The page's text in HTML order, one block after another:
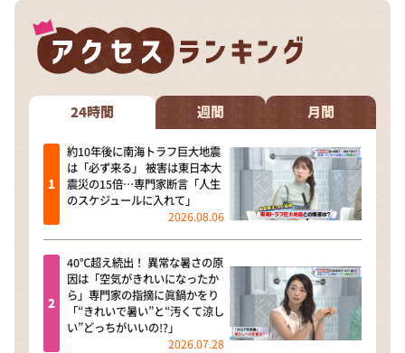
24時間 週間 月間
約10年後に南海トラフ巨大地震
は「必ず来る」 被害は東日本大
震災の15倍…専門家断言「人生
のスケジュールに入れて」
2026.08.06
40℃超え続出！ 異常な暑さの原
因は「空気がきれいになったか
ら」専門家の指摘に眞鍋かをり
「“きれいで暑い”と“汚くて涼し
い”どっちがいいの!?」
2026.07.28